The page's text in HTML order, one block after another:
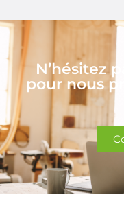
N’hésitez
pour nous